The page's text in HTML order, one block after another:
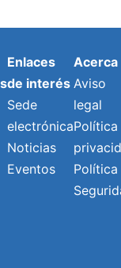
Enlaces
de interés
Sede
electrónica
Noticias
Eventos
Acerca
Aviso
legal
Política
Política